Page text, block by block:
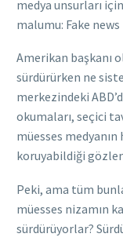
medya unsurları
malumu: Fake
Amerikan başkanı
sürdürürken ne
merkezindeki
okumaları, seçici
müesses medyanın
koruyabildiği
Peki, ama tüm
müesses nizamın
sürdürüyorlar?